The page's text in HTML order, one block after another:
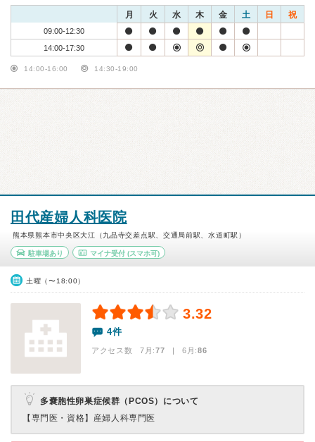
月 火 水 木 金 土 日 祝
09:00-12:30
14:00-17:30
14:00-16:00 14:30-19:00
田代産婦人科医院
熊本県熊本市中央区大江（九品寺交差点駅、交通局前駅、水道町駅）
駐車場あり マイナ受付(スマホ可)
土曜（〜18:00）
3.32
4件
アクセス数 7月:77 | 6月:86
多嚢胞性卵巣症候群（PCOS）について
【専門医・資格】 産婦人科専門医